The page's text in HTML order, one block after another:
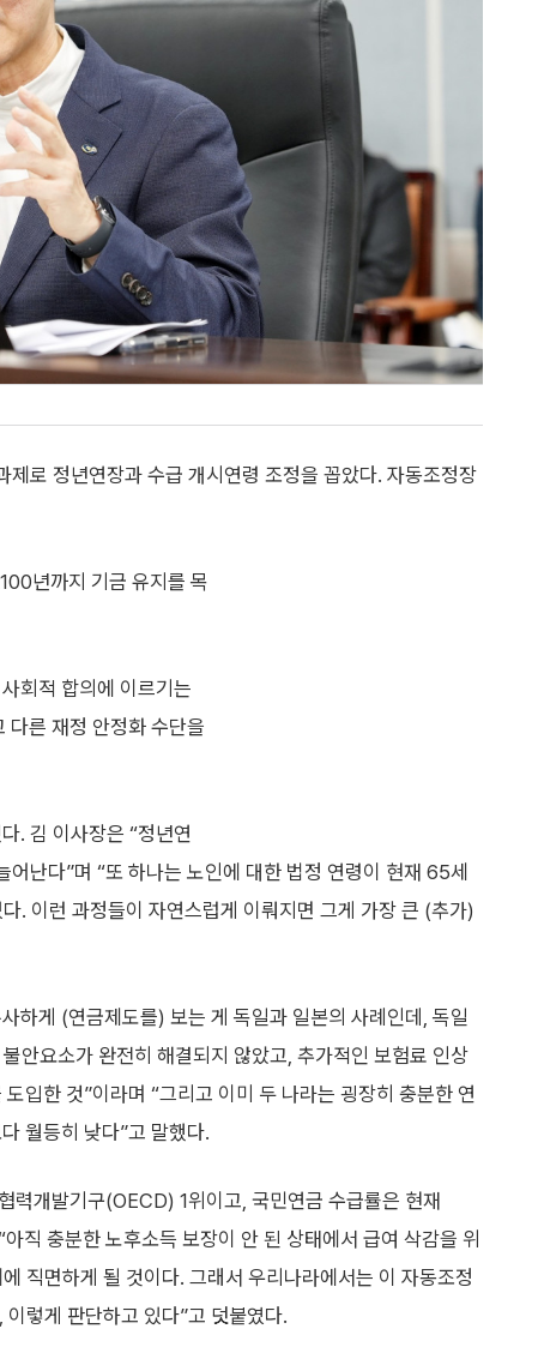
로 정년연장과 수급 개시연령 조정을 꼽았다. 자동조정장
년까지 기금 유지를 목
회적 합의에 이르기는
다른 재정 안정화 수단을
. 김 이사장은 “정년연
난다”며 “또 하나는 노인에 대한 법정 연령이 현재 65세
. 이런 과정들이 자연스럽게 이뤄지면 그게 가장 큰 (추가)
하게 (연금제도를) 보는 게 독일과 일본의 사례인데, 독일
안요소가 완전히 해결되지 않았고, 추가적인 보험료 인상
입한 것”이라며 “그리고 이미 두 나라는 굉장히 충분한 연
월등히 낮다”고 말했다.
력개발기구(OECD) 1위이고, 국민연금 수급률은 현재
충분한 노후소득 보장이 안 된 상태에서 급여 삭감을 위
직면하게 될 것이다. 그래서 우리나라에서는 이 자동조정
렇게 판단하고 있다”고 덧붙였다.